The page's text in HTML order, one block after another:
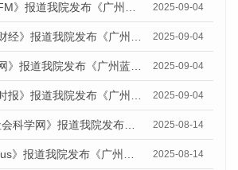
8月29日《花城FM》报道我院发布《广州蓝皮书：广州国际商贸中心发展报告（2025）》的媒体文章 2025-09-04
8月29日《湾区财经》报道我院发布《广州蓝皮书：广州国际商贸中心发展报告（2025）》的媒体文章 2025-09-04
8月28日《赢商网》报道我院发布《广州蓝皮书：广州国际商贸中心发展报告（2025）》的媒体文章 2025-09-04
8月28日《信息时报》报道我院发布《广州蓝皮书：广州国际商贸中心发展报告（2025）》的媒体文章 2025-09-04
8月5日《中国社会科学网》报道我院发布《广州蓝皮书：广州城乡融合发展报告（2025）》的媒体文章 2025-08-14
8月5日《南方Plus》报道我院发布《广州蓝皮书：广州城乡融合发展报告（2025）》的媒体文章 2025-08-14